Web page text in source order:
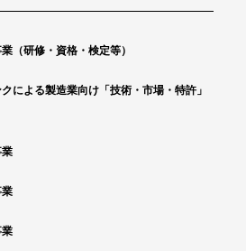
（研修・資格・検定等）
による製造業向け「技術・市場・特許」